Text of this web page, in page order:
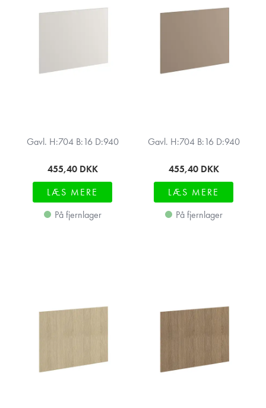
Gavl. H:704 B:16 D:940
455,40 DKK
LÆS MERE
På fjernlager
Gavl. H:704 B:16 D:940
455,40 DKK
LÆS MERE
På fjernlager